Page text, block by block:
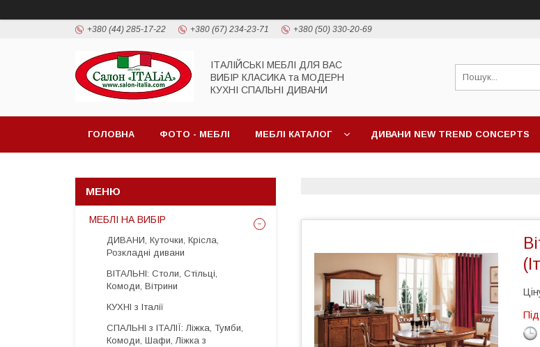
+380 (44) 285-17-22 +380 (67) 234-23-71 +380 (50) 330-20-69
ІТАЛІЙСЬКІ МЕБЛІ ДЛЯ ВАС
ВИБІР КЛАСИКА та МОДЕРН
КУХНІ СПАЛЬНІ ДИВАНИ
ГОЛОВНА ФОТО - МЕБЛІ МЕБЛІ КАТАЛОГ ДИВАНИ NEW TREND CONCEPTS
МЕБЛІ НА ВИБІР
ДИВАНИ, Куточки, Крісла,
Розкладні дивани
ВІТАЛЬНІ: Столи, Стільці,
Комоди, Вітрини
КУХНІ з Італії
СПАЛЬНІ з ІТАЛІЇ: Ліжка, Тумби,
Комоди, Шафи, Ліжка з